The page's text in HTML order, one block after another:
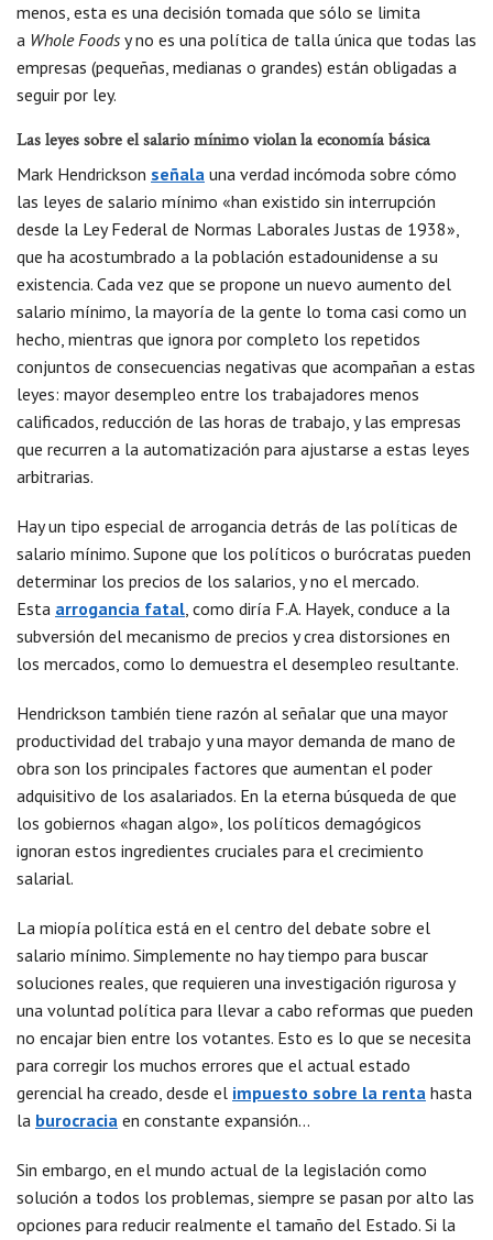
menos, esta es una decisión tomada que sólo se limita
a Whole Foods y no es una política de talla única que todas las
empresas (pequeñas, medianas o grandes) están obligadas a
seguir por ley.
Las leyes sobre el salario mínimo violan la economía básica
Mark Hendrickson señala una verdad incómoda sobre cómo
las leyes de salario mínimo «han existido sin interrupción
desde la Ley Federal de Normas Laborales Justas de 1938»,
que ha acostumbrado a la población estadounidense a su
existencia. Cada vez que se propone un nuevo aumento del
salario mínimo, la mayoría de la gente lo toma casi como un
hecho, mientras que ignora por completo los repetidos
conjuntos de consecuencias negativas que acompañan a estas
leyes: mayor desempleo entre los trabajadores menos
calificados, reducción de las horas de trabajo, y las empresas
que recurren a la automatización para ajustarse a estas leyes
arbitrarias.
Hay un tipo especial de arrogancia detrás de las políticas de
salario mínimo. Supone que los políticos o burócratas pueden
determinar los precios de los salarios, y no el mercado.
Esta arrogancia fatal, como diría F.A. Hayek, conduce a la
subversión del mecanismo de precios y crea distorsiones en
los mercados, como lo demuestra el desempleo resultante.
Hendrickson también tiene razón al señalar que una mayor
productividad del trabajo y una mayor demanda de mano de
obra son los principales factores que aumentan el poder
adquisitivo de los asalariados. En la eterna búsqueda de que
los gobiernos «hagan algo», los políticos demagógicos
ignoran estos ingredientes cruciales para el crecimiento
salarial.
La miopía política está en el centro del debate sobre el
salario mínimo. Simplemente no hay tiempo para buscar
soluciones reales, que requieren una investigación rigurosa y
una voluntad política para llevar a cabo reformas que pueden
no encajar bien entre los votantes. Esto es lo que se necesita
para corregir los muchos errores que el actual estado
gerencial ha creado, desde el impuesto sobre la renta hasta
la burocracia en constante expansión…
Sin embargo, en el mundo actual de la legislación como
solución a todos los problemas, siempre se pasan por alto las
opciones para reducir realmente el tamaño del Estado. Si la